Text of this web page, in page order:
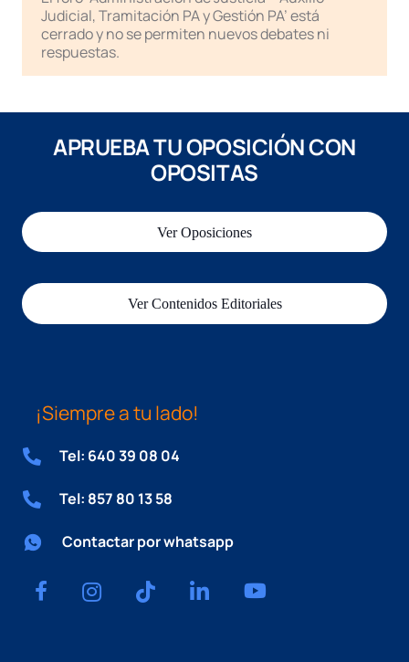
Judicial, Tramitación PA y Gestión PA’ está
cerrado y no se permiten nuevos debates ni
respuestas.
APRUEBA TU OPOSICIÓN CON
OPOSITAS
Ver Oposiciones
Ver Contenidos Editoriales
¡Siempre a tu lado!
Tel: 640 39 08 04
Tel: 857 80 13 58
Contactar por whatsapp